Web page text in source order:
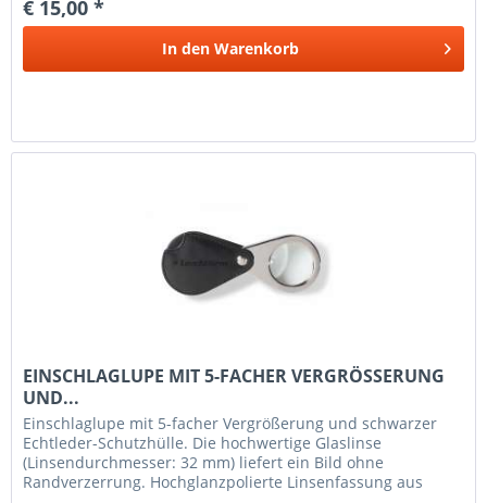
€ 15,00 *
In den Warenkorb
EINSCHLAGLUPE MIT 5-FACHER VERGRÖSSERUNG
UND...
Einschlaglupe mit 5-facher Vergrößerung und schwarzer
Echtleder-Schutzhülle. Die hochwertige Glaslinse
(Linsendurchmesser: 32 mm) liefert ein Bild ohne
Randverzerrung. Hochglanzpolierte Linsenfassung aus